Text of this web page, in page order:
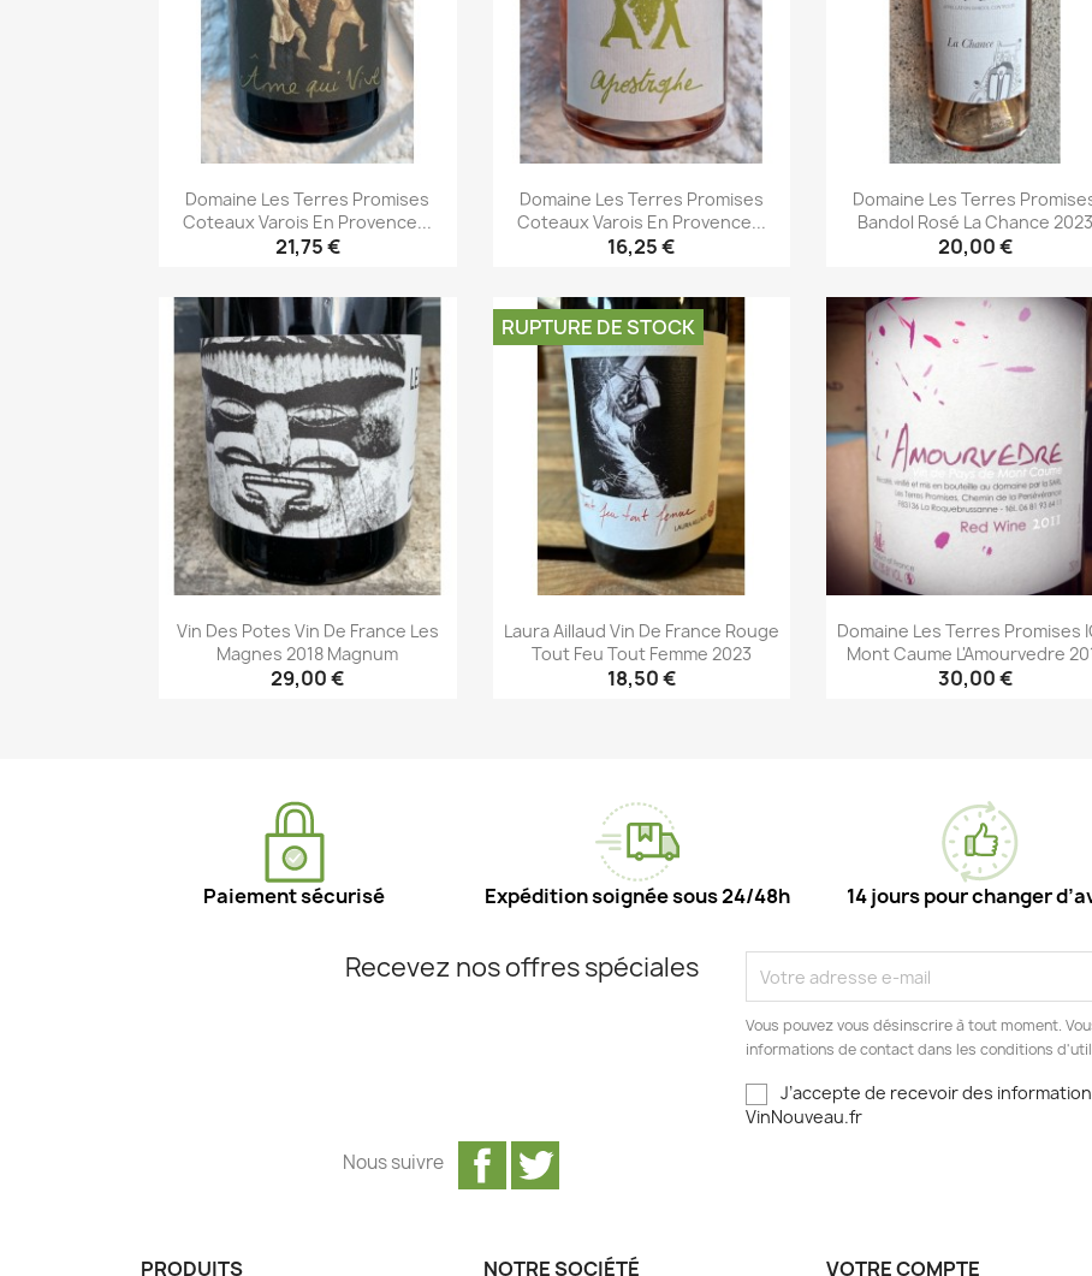
Domaine Les Terres Promises
Coteaux Varois En Provence...
21,75 €
Aperçu rapide
Domaine Les Terres Promises
Coteaux Varois En Provence...
16,25 €
Aperçu rapide
Domaine Les Terres
Bandol Rosé La Chance 2023
20,00 €
Aperçu rapide
Vin Des Potes Vin De France Les
Magnes 2018 Magnum
29,00 €
Laura Aillaud Vin De France Rouge
Tout Feu Tout Femme 2023
18,50 €
RUPTURE DE STOCK
Domaine Les Terres Promises
Mont Caume L'Amourvedre
30,00 €
Paiement sécurisé Expédition soignée sous 24/48h 14 jours pour changer
Recevez nos offres spéciales
Vous pouvez vous désinscrire à tout moment.
informations de contact dans les conditions
J’accepte de recevoir des
VinNouveau.fr
Facebook
Nous suivre
PRODUITS NOTRE SOCIÉTÉ VOTRE COMPTE